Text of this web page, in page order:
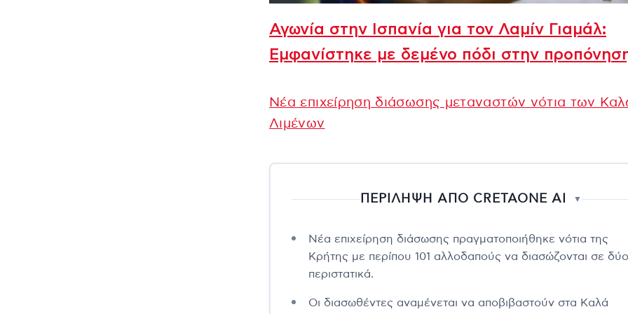
Αγωνία στην Ισπανία για τον Λαμίν Γιαμάλ:
Εμφανίστηκε με δεμένο πόδι στην
Νέα επιχείρηση διάσωσης μεταναστών νότια των
Λιμένων
ΠΕΡΙΛΗΨΗ ΑΠΟ CRETAONE AI ▼
Νέα επιχείρηση διάσωσης πραγματοποιήθηκε νότια της
Κρήτης με περίπου 101 αλλοδαπούς να διασώζονται σε δύο
περιστατικά.
Οι διασωθέντες αναμένεται να αποβιβαστούν στα Καλά